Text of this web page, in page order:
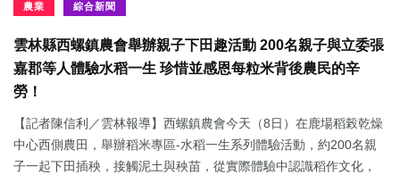
農業 綜合新聞
雲林縣西螺鎮農會舉辦親子下田趣活動 200名親子與立委張
嘉郡等人體驗水稻一生 珍惜並感恩每粒米背後農民的辛
勞！
【記者陳信利／雲林報導】西螺鎮農會今天（8日）在鹿場稻榖乾燥
中心西側農田，舉辦稻米專區-水稻一生系列體驗活動，約200名親
子一起下田插秧，接觸泥土與秧苗，從實際體驗中認識稻作文化，